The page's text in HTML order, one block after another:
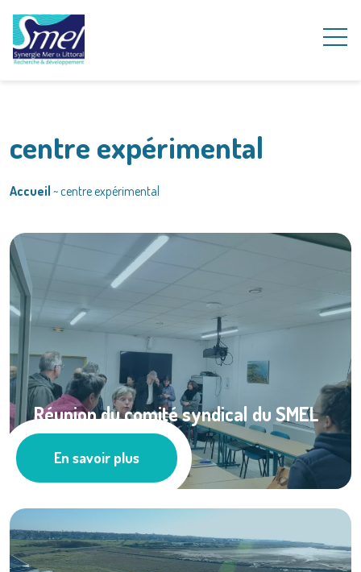
centre expérimental
Accueil ~centre expérimental
Réunion du comité syndical du SMEL
du 10 mars ...
Actualités
En savoir plus